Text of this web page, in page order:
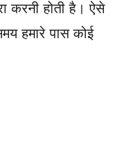
करनी होती है। ऐसे
हमारे पास कोई